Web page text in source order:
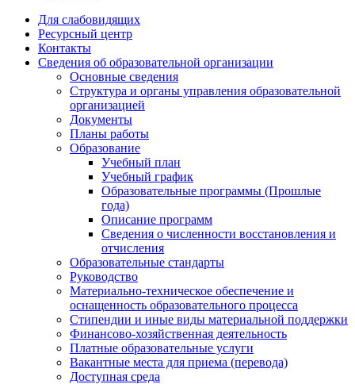
Для слабовидящих
Ресурсный центр
Контакты
Сведения об образовательной организации
Основные сведения
Структура и органы управления образовательной
организацией
Документы
Планы работы
Образование
Учебный план
Учебный график
Образовательные программы (Прошлые
года)
Описание программ
Сведения о численности восстановления и
отчисления
Образовательные стандарты
Руководство
Материально-техническое обеспечение и
оснащенность образовательного процесса
Стипендии и иные виды материальной поддержки
Финансово-хозяйственная деятельность
Платные образовательные услуги
Вакантные места для приема (перевода)
Доступная среда